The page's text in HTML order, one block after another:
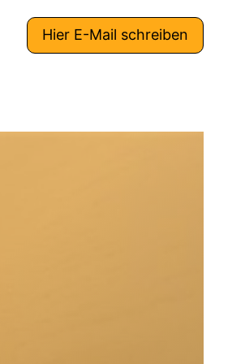
Hier E-Mail schreiben